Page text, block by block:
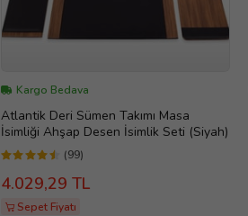
Kargo Bedava
Atlantik Deri Sümen Takımı Masa
İsimliği Ahşap Desen İsimlik Seti (Siyah)
(99)
4.029,29 TL
Sepet Fiyatı